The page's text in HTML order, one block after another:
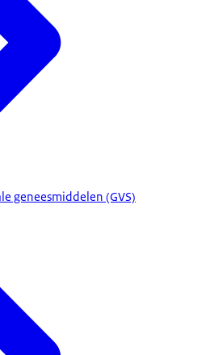
geneesmiddelen (GVS)